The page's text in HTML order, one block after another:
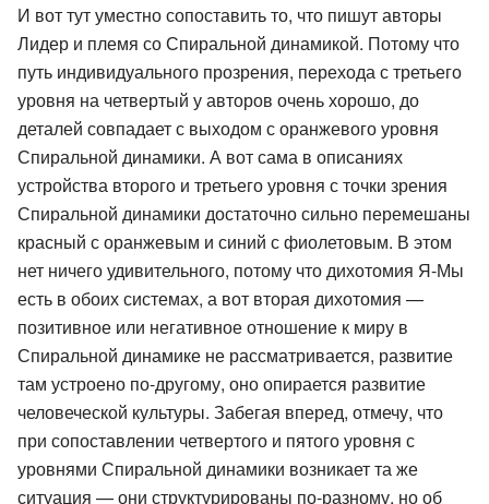
И вот тут уместно сопоставить то, что пишут авторы
Лидер и племя со Спиральной динамикой. Потому что
путь индивидуального прозрения, перехода с третьего
уровня на четвертый у авторов очень хорошо, до
деталей совпадает с выходом с оранжевого уровня
Спиральной динамики. А вот сама в описаниях
устройства второго и третьего уровня с точки зрения
Спиральной динамики достаточно сильно перемешаны
красный с оранжевым и синий с фиолетовым. В этом
нет ничего удивительного, потому что дихотомия Я-Мы
есть в обоих системах, а вот вторая дихотомия —
позитивное или негативное отношение к миру в
Спиральной динамике не рассматривается, развитие
там устроено по-другому, оно опирается развитие
человеческой культуры. Забегая вперед, отмечу, что
при сопоставлении четвертого и пятого уровня с
уровнями Спиральной динамики возникает та же
ситуация — они структурированы по-разному, но об